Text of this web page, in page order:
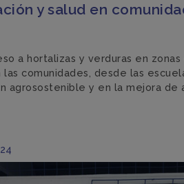
y salud en
a hortalizas y verduras en
las comunidades, desde las
agrosostenible y en la mejora de